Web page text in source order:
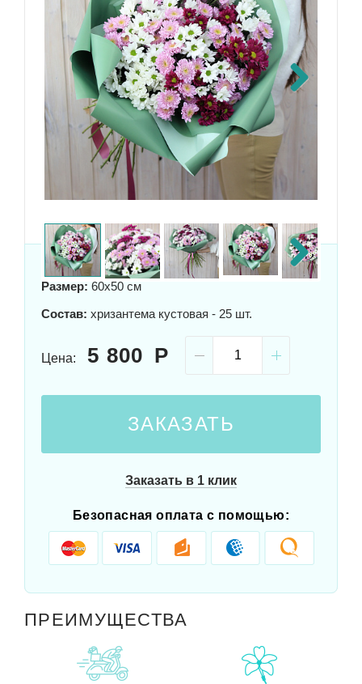
Next
Размер: 60x50 см
Состав: хризантема кустовая - 25 шт.
Цена: 5 800
ЗАКАЗАТЬ
Заказать в 1 клик
Безопасная оплата с помощью:
ПРЕИМУЩЕСТВА